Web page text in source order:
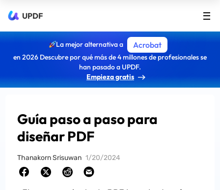
UPDF
La mejor alternativa a Acrobat
en 2026 Descubre por qué más de 4 millones de profesionales se
han pasado a UPDF.
Empieza gratis
Guía paso a paso para
diseñar PDF
Thanakorn Srisuwan 1/20/2024